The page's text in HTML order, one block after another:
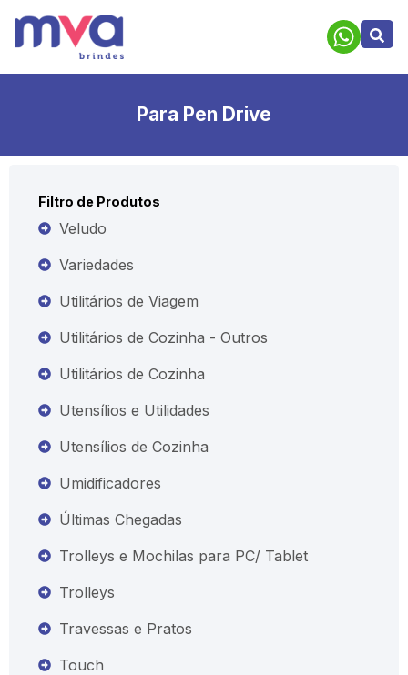
Para Pen Drive
Filtro de Produtos
Veludo
Variedades
Utilitários de Viagem
Utilitários de Cozinha - Outros
Utilitários de Cozinha
Utensílios e Utilidades
Utensílios de Cozinha
Umidificadores
Últimas Chegadas
Trolleys e Mochilas para PC/ Tablet
Trolleys
Travessas e Pratos
Touch